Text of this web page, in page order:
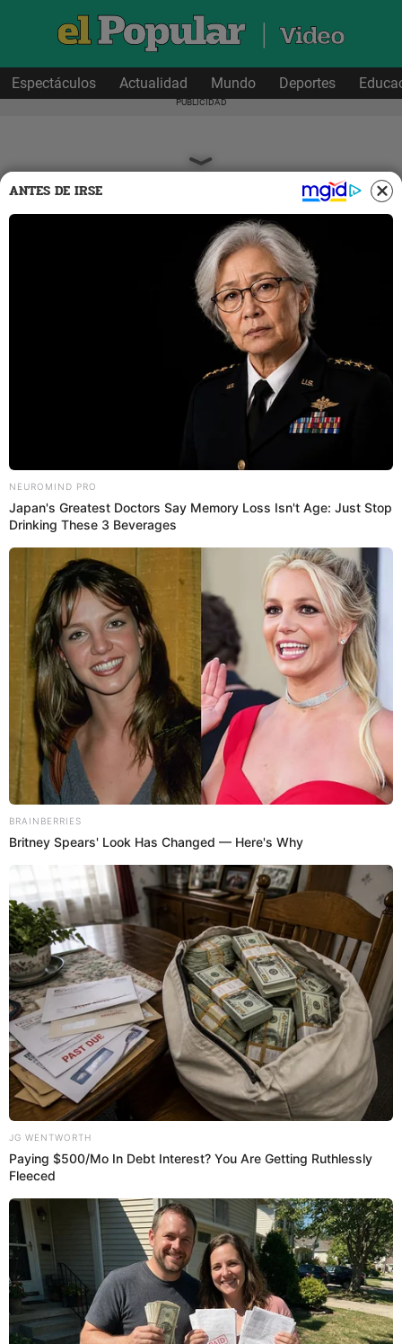
Espectáculos Actualidad Mundo Deportes
Videos
Yaco Eskenazi CONFIESA que quiso
DIVORCIARSE de Natalie Vértiz y revela
por qué no lo hizo: “Estoy harto”
Yaco Eskenazi reveló que atravesó una fuerte crisis con
Natalie Vértiz, lo que lo llevó a considerar el divorcio.
2 de mayo de 2025 Compartir:
Estefani Hoyos
@Estefani_Hoyos
elpopular.pe
02 May 2025 | 21:22 h
Actualizado02 May 2025 | 21:22 h
ANTES DE IRSE